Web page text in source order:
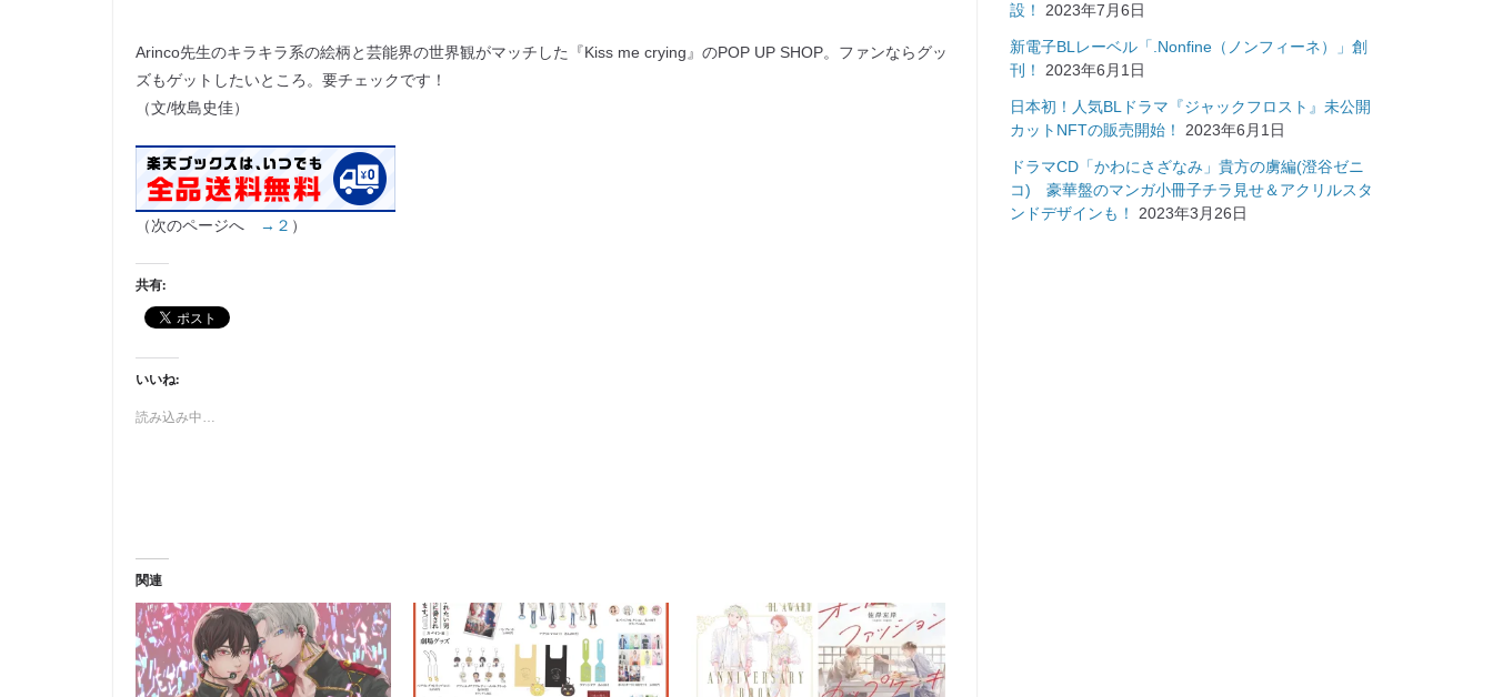
Arinco先生のキラキラ系の絵柄と芸能界の世界観がマッチした『Kiss me crying』のPOP UP SHOP。ファンならグッ
ズもゲットしたいところ。要チェックです！
（文/牧島史佳）
（次のページへ →２ ）
共有:
いいね:
読み込み中…
関連
設！
2023年7月6日
新電子BLレーベル「.Nonfine（ノンフィーネ）」創
刊！
2023年6月1日
日本初！人気BLドラマ『ジャックフロスト』未公開
カットNFTの販売開始！
2023年6月1日
ドラマCD「かわにさざなみ」貴方の虜編(澄谷ゼニ
コ) 豪華盤のマンガ小冊子チラ見せ＆アクリルスタ
ンドデザインも！
2023年3月26日